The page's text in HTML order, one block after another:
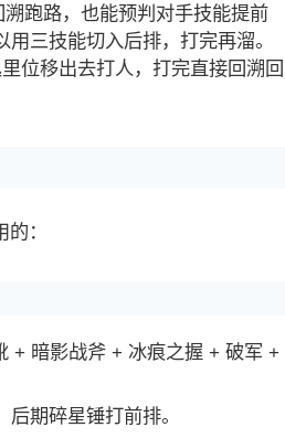
溯跑路，也能预判对手技能提前
三技能切入后排，打完再溜。
位移出去打人，打完直接回溯回
：
+ 暗影战斧 + 冰痕之握 + 破军 +
期碎星锤打前排。